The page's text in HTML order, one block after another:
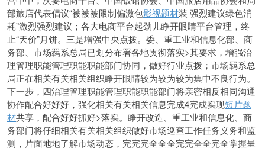
部旅店代表倡议“被被被限制偏激包影视题材装 强烈建议绿色消
耗”激烈强烈建议；各大电商平台起劲儿睁开眼睛平台管理，终
止“天价”月饼。三是增强中央点拨。委、重工业和信息化部、商
务部、市场羁系总局已划分布署各地贯彻落实>其要求，增强治
理管理职能管理职能职能部门协同，做好行业点拨；市场羁系总
局正在相关有关相关组织睁开眼睛较为较为较为集中不良行为。
下一步，四治理管理职能管理职能职能部门将亲密相反相同沟通
协作配合好好好，强化相关有关相关信息完成4完成实现短片题
材共享，配合好好抓好>落实。睁开改造、重工业和信息化、商
务部门将仔细相关有关相关组织做好市场巡查工作任务义务和监
测，片面地地了解市场动态，完完完全全全完完全全完全掌握呈